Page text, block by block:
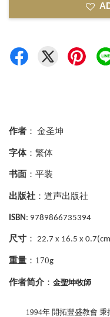
作者 ： 金圣坤
字体：繁体
书面 ：平装
出版社 ：道声出版社
ISBN : 9789866735394
尺寸 ： 22.7 x 16.5 x
重量 ：170g
作者简介 ： 金聖坤牧師
1994年 開拓豐盛教會